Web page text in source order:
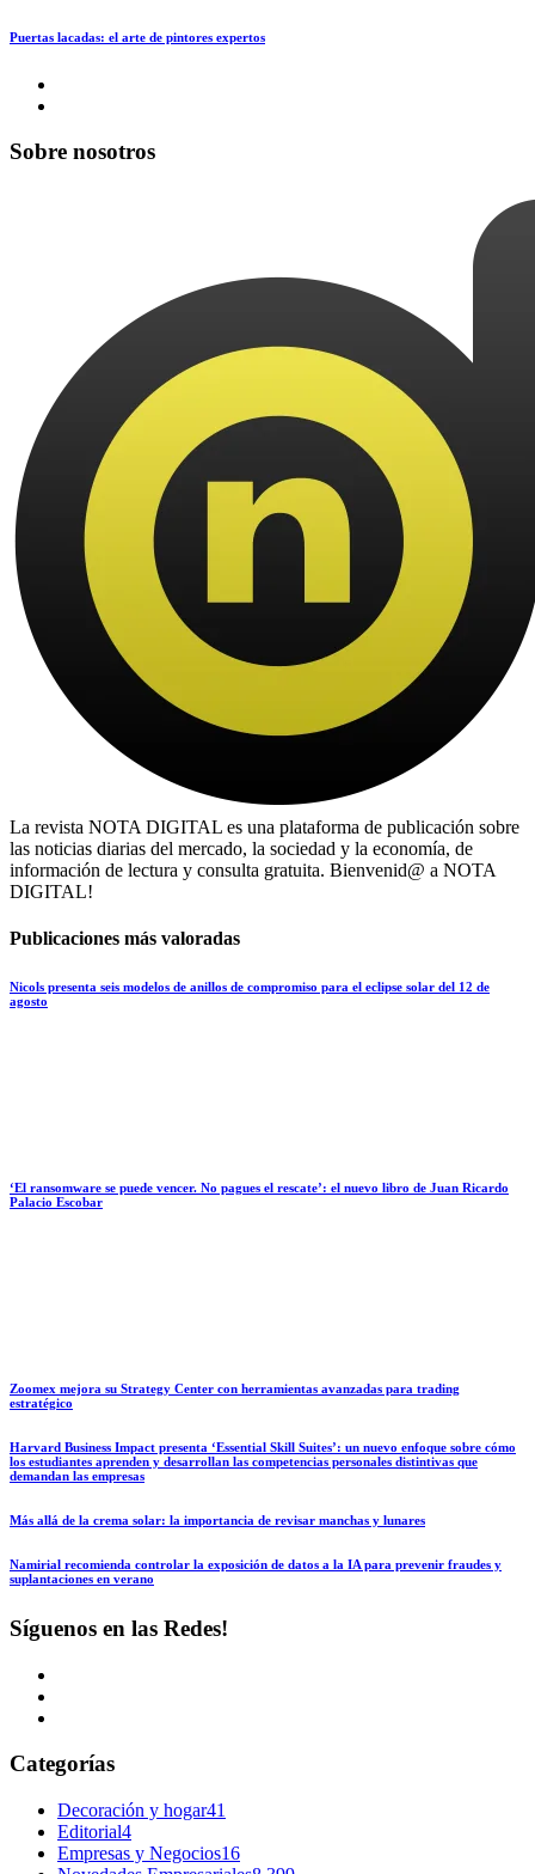
Puertas lacadas: el arte de pintores expertos
Sobre nosotros
La revista NOTA DIGITAL es una plataforma de publicación sobre
las noticias diarias del mercado, la sociedad y la economía, de
información de lectura y consulta gratuita. Bienvenid@ a NOTA
DIGITAL!
Publicaciones más valoradas
Nicols presenta seis modelos de anillos de compromiso para el eclipse solar del 12 de
agosto
‘El ransomware se puede vencer. No pagues el rescate’: el nuevo libro de Juan Ricardo
Palacio Escobar
Zoomex mejora su Strategy Center con herramientas avanzadas para trading
estratégico
Harvard Business Impact presenta ‘Essential Skill Suites’: un nuevo enfoque sobre cómo
los estudiantes aprenden y desarrollan las competencias personales distintivas que
demandan las empresas
Más allá de la crema solar: la importancia de revisar manchas y lunares
Namirial recomienda controlar la exposición de datos a la IA para prevenir fraudes y
suplantaciones en verano
Síguenos en las Redes!
Categorías
Decoración y hogar41
Editorial4
Empresas y Negocios16